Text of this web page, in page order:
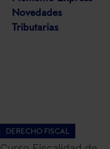
Novedades
Tributarias
DERECHO FISCAL